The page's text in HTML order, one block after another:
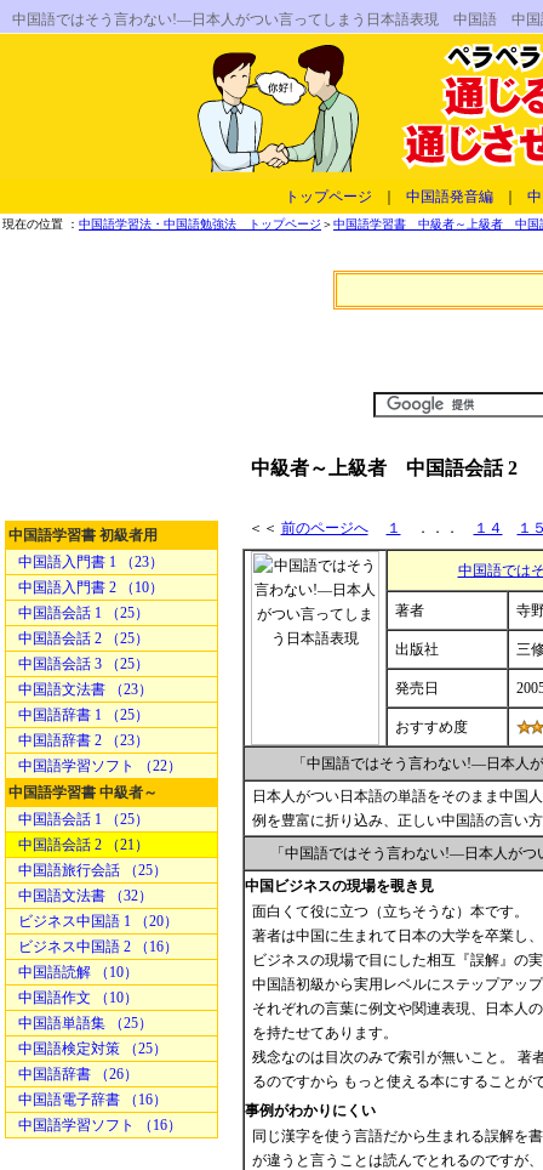
中国語ではそう言わない!―日本人がつい言ってしまう日本語表現 中国語
トップページ 中国語発音編
現在の位置 ： 中国語学習法・中国語勉強法 トップページ ＞中国語学習書 中級者～上級者 中国
中級者～上級者 中国語会話 2
中国語学習書 初級者用
中国語入門書 1 （23）
中国語入門書 2 （10）
中国語会話 1 （25）
中国語会話 2 （25）
中国語会話 3 （25）
中国語文法書 （23）
中国語辞書 1 （25）
中国語辞書 2 （23）
中国語学習ソフト （22）
中国語学習書 中級者～
中国語会話 1 （25）
中国語会話 2 （21）
中国語旅行会話 （25）
中国語文法書 （32）
ビジネス中国語 1 （20）
ビジネス中国語 2 （16）
中国語読解 （10）
中国語作文 （10）
中国語単語集 （25）
中国語検定対策 （25）
中国語辞書 （26）
中国語電子辞書 （16）
中国語学習ソフト （16）
＜＜ 前のページへ １ ．．． １４ １
中国語では
著者 寺
出版社 三
発売日
おすすめ度
「中国語ではそう言わない!―日本人
日本人がつい日本語の単語をそのまま中国
例を豊富に折り込み、正しい中国語の言い
「中国語ではそう言わない!―日本人が
中国ビジネスの現場を覗き見
面白くて役に立つ（立ちそうな）本です。
著者は中国に生まれて日本の大学を卒業し
ビジネスの現場で目にした相互『誤解』の
中国語初級から実用レベルにステップアッ
それぞれの言葉に例文や関連表現、日本人
を持たせてあります。
残念なのは目次のみで索引が無いこと。 著
るのですから もっと使える本にすることが
事例がわかりにくい
同じ漢字を使う言語だから生まれる誤解を
が違うと言うことは読んでとれるのですが